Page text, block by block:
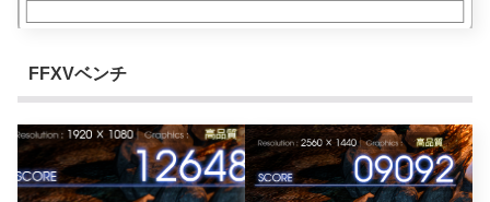
FFXVベンチ